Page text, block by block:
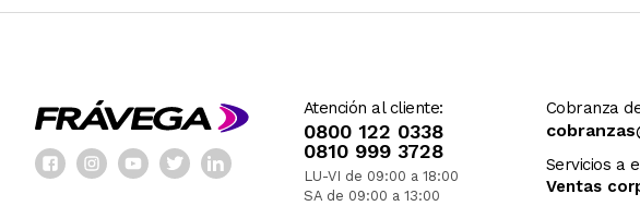
Atención al cliente:
0800 122 0338
0810 999 3728
LU-VI de 09:00 a 18:00
SA de 09:00 a 13:00
Cobranza
Servicios a
Ventas